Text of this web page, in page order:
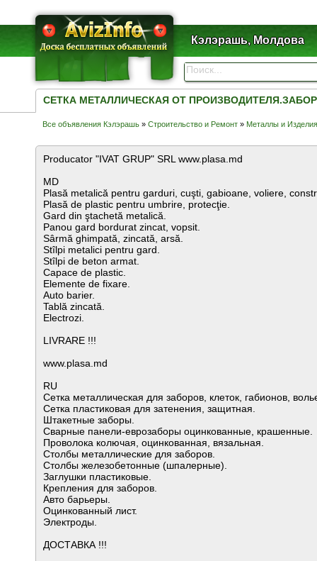
Кэлэрашь, Молдова
СЕТКА МЕТАЛЛИЧЕСКАЯ ОТ
Все объявления Кэлэрашь » Строительство и Ремонт » Металлы и Изделия
Producator "IVAT GRUP" SRL www.plasa.md
MD
Plasă metalică pentru garduri, cuşti, gabioane, voliere,
Plasă de plastic pentru umbrire, protecţie.
Gard din ştachetă metalică.
Panou gard bordurat zincat, vopsit.
Sârmă ghimpată, zincată, arsă.
Stîlpi metalici pentru gard.
Stîlpi de beton armat.
Capace de plastic.
Elemente de fixare.
Auto barier.
Tablă zincată.
Electrozi.
LIVRARE !!!
www.plasa.md
RU
Сетка металлическая для заборов, клеток, габионов,
Сетка пластиковая для затенения, защитная.
Штакетные заборы.
Сварные панели-еврозаборы оцинкованные, крашенные.
Проволока колючая, оцинкованная, вязальная.
Столбы металлические для заборов.
Столбы железобетонные (шпалерные).
Заглушки пластиковые.
Крепления для заборов.
Авто барьеры.
Оцинкованный лист.
Электроды.
ДОСТАВКА !!!